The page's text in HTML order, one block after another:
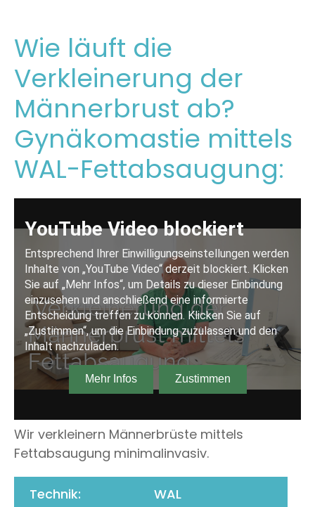
Wie läuft die
Verkleinerung der
Männerbrust ab?
Gynäkomastie mittels
WAL-Fettabsaugung:
Wir verkleinern Männerbrüste mittels
Fettabsaugung minimalinvasiv.
Technik:
WAL